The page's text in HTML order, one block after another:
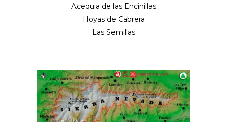
Acequia de las Encinillas
Hoyas de Cabrera
Las Semillas